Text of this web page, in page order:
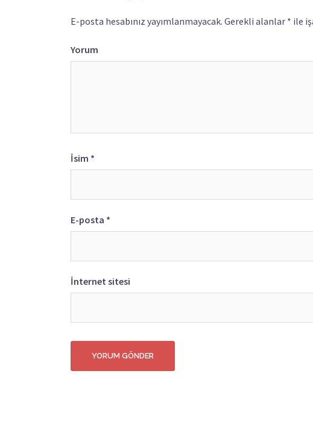
E-posta hesabınız yayımlanmayacak. Gerekli alanlar * ile
Yorum
İsim *
E-posta *
İnternet sitesi